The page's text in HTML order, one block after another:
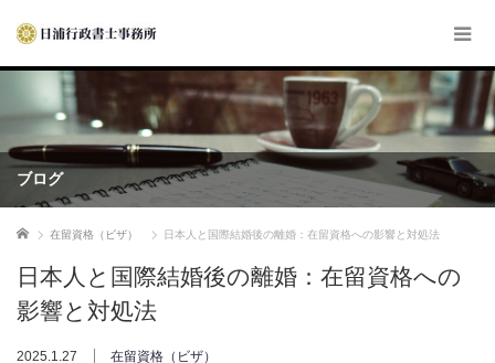
ブログ
ホーム 在留資格（ビザ） 日本人と国際結婚後の離婚：在留資格への影響と対処法
日本人と国際結婚後の離婚：在留資格への
影響と対処法
2025.1.27 在留資格（ビザ）